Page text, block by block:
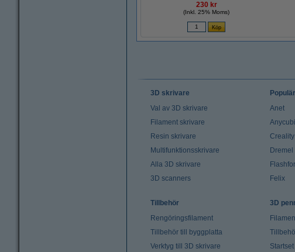
230 kr
(Inkl. 25% Moms)
3D skrivare
Val av 3D skrivare
Filament skrivare
Resin skrivare
Multifunktionsskrivare
Alla 3D skrivare
3D scanners
Anet
Creality
Dremel
Felix
Tillbehör
Rengöringsfilament
Tillbehör till byggplatta
Verktyg till 3D skrivare
3D